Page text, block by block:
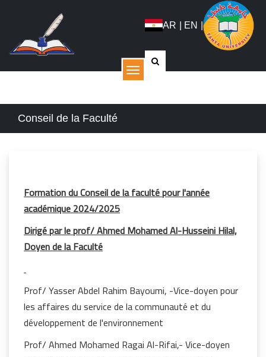
AR EN |
القائمة
Conseil de la Faculté
Formation du Conseil de la faculté pour l'année
académique 2024/2025
Dirigé par le prof/ Ahmed Mohamed Al-Husseini Hilal,
Doyen de la Faculté
Prof/ Yasser Abdel Rahim Bayoumi, -Vice-doyen pour
les affaires du service de la communauté et du
développement de l'environnement
Prof/ Ahmed Mohamed Ragai Al-Rifai,- Vice-doyen